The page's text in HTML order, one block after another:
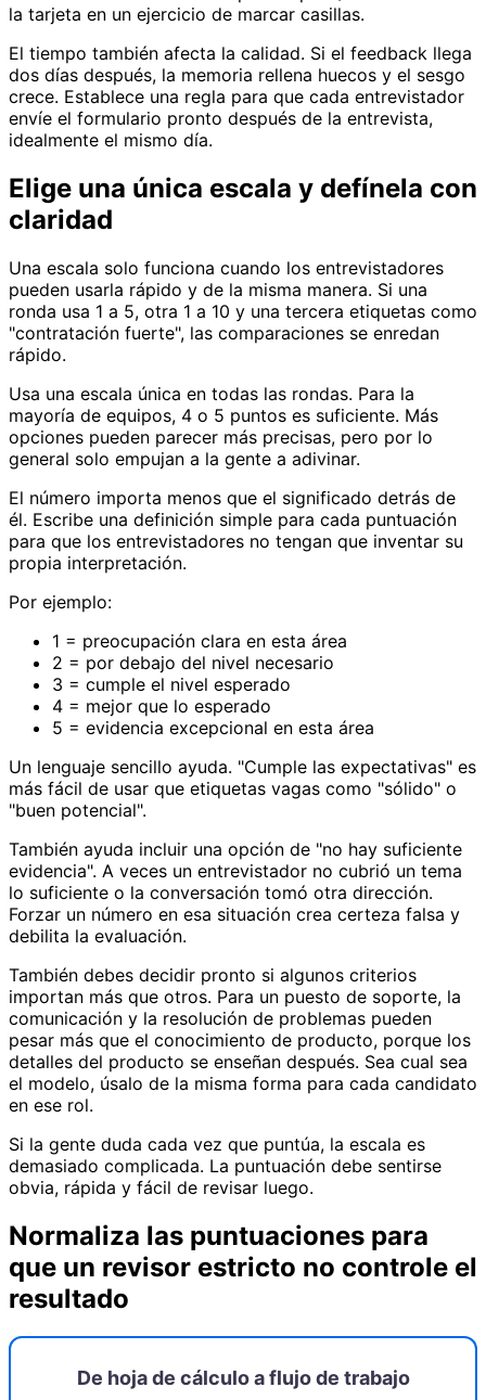
la tarjeta en un ejercicio de marcar casillas.
El tiempo también afecta la calidad. Si el feedback llega
dos días después, la memoria rellena huecos y el sesgo
crece. Establece una regla para que cada entrevistador
envíe el formulario pronto después de la entrevista,
idealmente el mismo día.
Elige una única escala y defínela con
claridad
Una escala solo funciona cuando los entrevistadores
pueden usarla rápido y de la misma manera. Si una
ronda usa 1 a 5, otra 1 a 10 y una tercera etiquetas como
"contratación fuerte", las comparaciones se enredan
rápido.
Usa una escala única en todas las rondas. Para la
mayoría de equipos, 4 o 5 puntos es suficiente. Más
opciones pueden parecer más precisas, pero por lo
general solo empujan a la gente a adivinar.
El número importa menos que el significado detrás de
él. Escribe una definición simple para cada puntuación
para que los entrevistadores no tengan que inventar su
propia interpretación.
Por ejemplo:
1 = preocupación clara en esta área
2 = por debajo del nivel necesario
3 = cumple el nivel esperado
4 = mejor que lo esperado
5 = evidencia excepcional en esta área
Un lenguaje sencillo ayuda. "Cumple las expectativas" es
más fácil de usar que etiquetas vagas como "sólido" o
"buen potencial".
También ayuda incluir una opción de "no hay suficiente
evidencia". A veces un entrevistador no cubrió un tema
lo suficiente o la conversación tomó otra dirección.
Forzar un número en esa situación crea certeza falsa y
debilita la evaluación.
También debes decidir pronto si algunos criterios
importan más que otros. Para un puesto de soporte, la
comunicación y la resolución de problemas pueden
pesar más que el conocimiento de producto, porque los
detalles del producto se enseñan después. Sea cual sea
el modelo, úsalo de la misma forma para cada candidato
en ese rol.
Si la gente duda cada vez que puntúa, la escala es
demasiado complicada. La puntuación debe sentirse
obvia, rápida y fácil de revisar luego.
Normaliza las puntuaciones para
que un revisor estricto no controle el
resultado
De hoja de cálculo a flujo de trabajo